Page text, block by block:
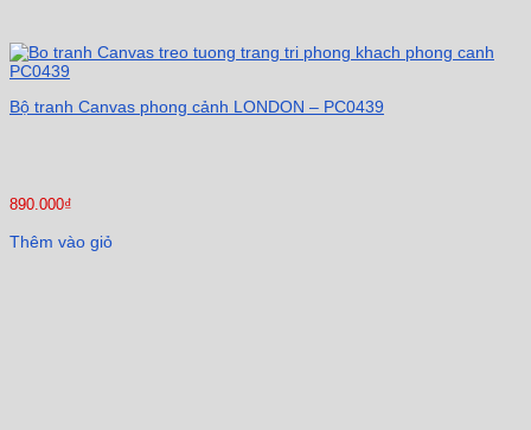
Bộ tranh Canvas phong cảnh LONDON – PC0439
890.000₫
Thêm vào giỏ